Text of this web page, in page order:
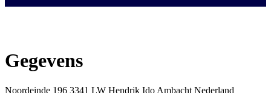
Gegevens
Noordeinde 196 3341 LW Hendrik Ido Ambacht Nederland